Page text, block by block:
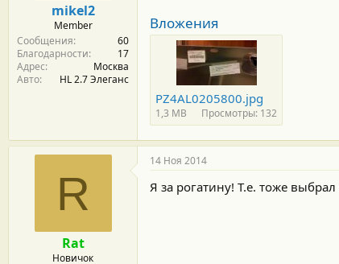
mikel2
Member
Сообщения
60
Благодарности
17
Адрес
Москва
Авто
HL 2.7 Элеганс
Вложения
PZ4AL0205800.jpg
1,3 MB Просмотры: 132
R
Rat
Новичок
14 Ноя 2014
Я за рогатину! Т.е. тоже